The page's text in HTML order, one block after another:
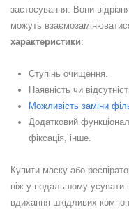
застосування. Вони
можуть
характеристики:
Ступінь очищення.
Наявність чи
Можливість заміни
Додатковий
фіксація, інше.
Купити маску або
ніж у подальшому усувати
вдихання шкідливих